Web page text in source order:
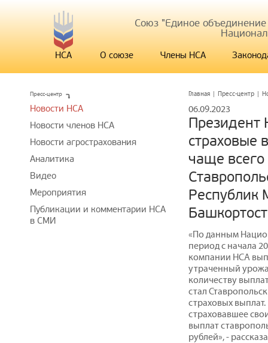
Союз "Единое
НСА О союзе Члены НСА
Главная | Пресс-центр |
06.09.2023
страховые
чаще
Республик
«По данным
период с начала
компании НСА
утраченный
количеству
стал
страховых
страховавшее
выплат
рублей», -
Пресс-центр
Новости НСА
Новости членов НСА
Новости агрострахования
Аналитика
Видео
Мероприятия
Публикации и комментарии НСА
в СМИ